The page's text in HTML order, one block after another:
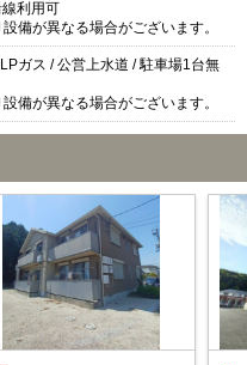
利用可
備が異なる場合がございます。
ガス / 公営上水道 / 駐車場1台無
備が異なる場合がございます。